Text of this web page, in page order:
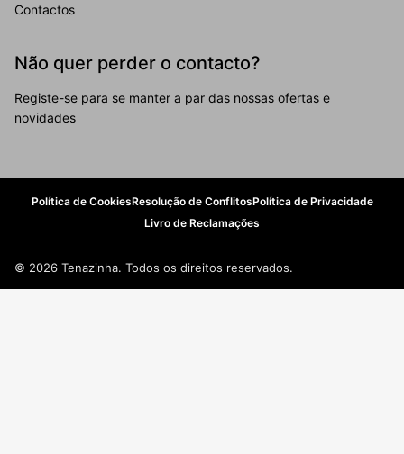
Contactos
Não quer perder o contacto?
Registe-se para se manter a par das nossas ofertas e
novidades
Política de CookiesResolução de ConflitosPolítica de Privacidade
Livro de Reclamações
© 2026 Tenazinha. Todos os direitos reservados.